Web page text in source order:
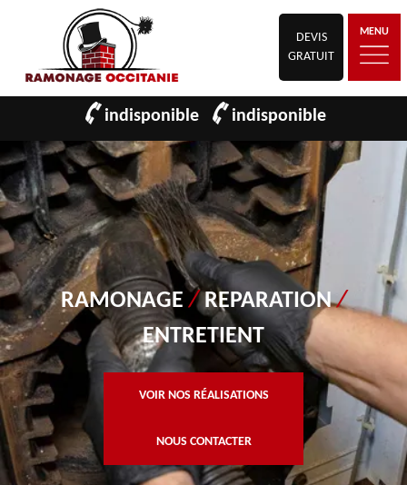
DEVIS
GRATUIT
MENU
indisponible indisponible
RAMONAGE/REPARATION/
ENTRETIENT
VOIR NOS RÉALISATIONS
NOUS CONTACTER